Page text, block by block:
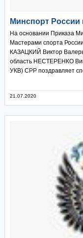
Минспорт
На основании Приказа
Мастерами спорта
КАЗАЦКИЙ Виктор
область НЕСТЕРЕНКО
УКВ) СРР поздравляет
21.07.2020